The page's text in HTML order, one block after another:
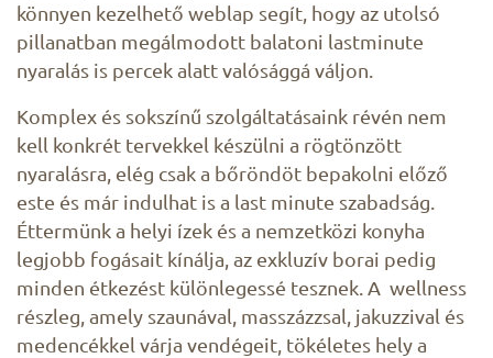
könnyen kezelhető weblap segít, hogy az utolsó
pillanatban megálmodott balatoni lastminute
nyaralás is percek alatt valósággá váljon.
Komplex és sokszínű szolgáltatásaink révén nem
kell konkrét tervekkel készülni a rögtönzött
nyaralásra, elég csak a bőröndöt bepakolni előző
este és már indulhat is a last minute szabadság.
Éttermünk a helyi ízek és a nemzetközi konyha
legjobb fogásait kínálja, az exkluzív borai pedig
minden étkezést különlegessé tesznek. A wellness
részleg, amely szaunával, masszázzsal, jakuzzival és
medencékkel várja vendégeit, tökéletes hely a